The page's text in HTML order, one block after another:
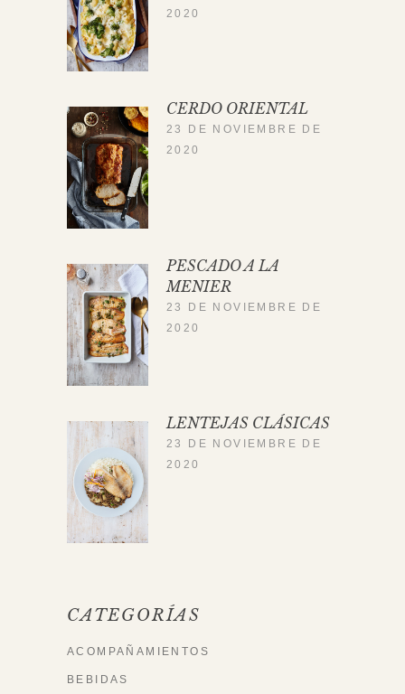
2020
CERDO ORIENTAL
23 DE NOVIEMBRE DE
2020
PESCADO A LA
MENIER
23 DE NOVIEMBRE DE
2020
LENTEJAS CLÁSICAS
23 DE NOVIEMBRE DE
2020
CATEGORÍAS
ACOMPAÑAMIENTOS
BEBIDAS